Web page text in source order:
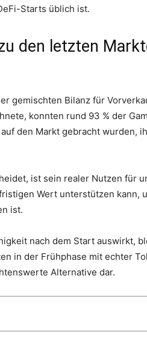
Starts üblich ist.
den letzten
gemischten Bilanz für
konnten rund 93 % der
den Markt gebracht wurden,
ist sein realer Nutzen für
Wert unterstützen kann,
ist.
nach dem Start auswirkt,
in der Frühphase mit echter
Alternative dar.